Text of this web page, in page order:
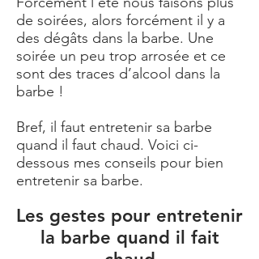
de soirées, alors forcément il y a
des dégâts dans la barbe. Une
soirée un peu trop arrosée et ce
sont des traces d’alcool dans la
barbe !
Bref, il faut entretenir sa barbe
quand il faut chaud. Voici ci-
dessous mes conseils pour bien
entretenir sa barbe.
Les gestes pour entretenir
la barbe quand il fait